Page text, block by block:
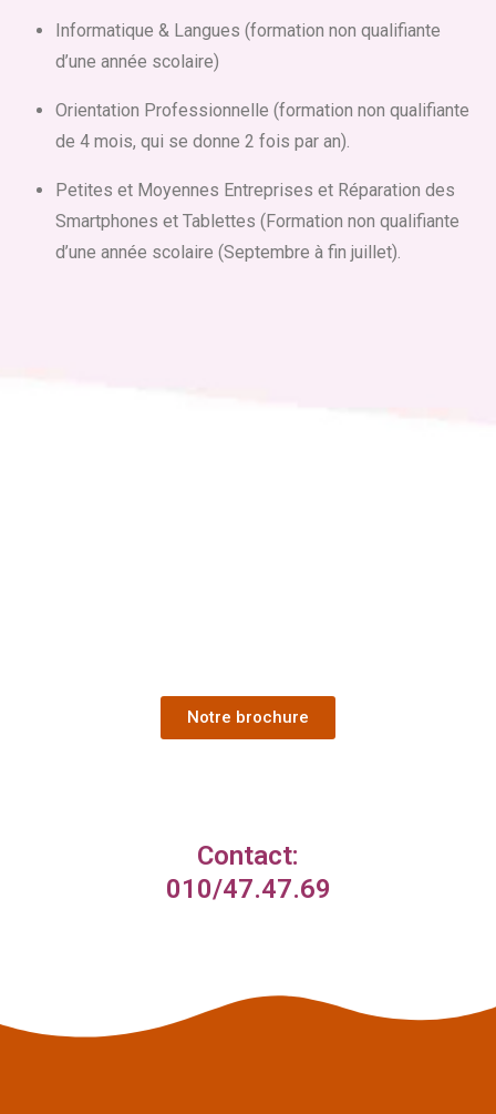
Informatique & Langues (formation non qualifiante
d’une année scolaire)
Orientation Professionnelle (formation non qualifiante
de 4 mois, qui se donne 2 fois par an).
Petites et Moyennes Entreprises et Réparation des
Smartphones et Tablettes (Formation non qualifiante
d’une année scolaire (Septembre à fin juillet).
Notre brochure
Contact:
010/47.47.69